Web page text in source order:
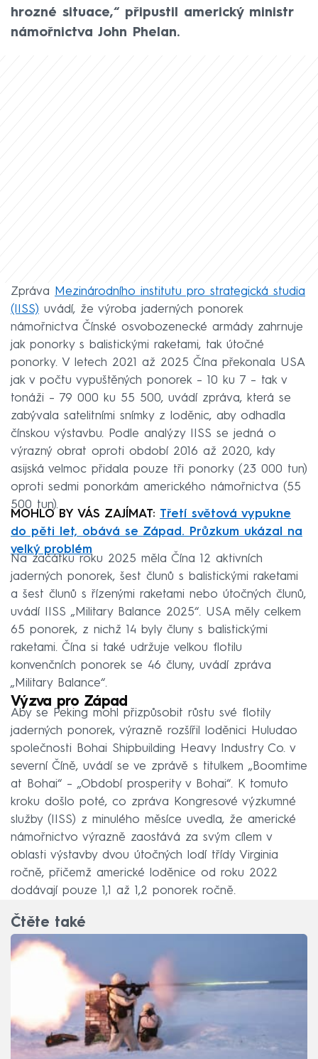
hrozné situace,“ připustil americký ministr
námořnictva John Phelan.
Zpráva Mezinárodního institutu pro strategická studia
(IISS) uvádí, že výroba jaderných ponorek
námořnictva Čínské osvobozenecké armády zahrnuje
jak ponorky s balistickými raketami, tak útočné
ponorky. V letech 2021 až 2025 Čína překonala USA
jak v počtu vypuštěných ponorek – 10 ku 7 – tak v
tonáži – 79 000 ku 55 500, uvádí zpráva, která se
zabývala satelitními snímky z loděnic, aby odhadla
čínskou výstavbu. Podle analýzy IISS se jedná o
výrazný obrat oproti období 2016 až 2020, kdy
asijská velmoc přidala pouze tři ponorky (23 000 tun)
oproti sedmi ponorkám amerického námořnictva (55
500 tun).
MOHLO BY VÁS ZAJÍMAT: Třetí světová vypukne
do pěti let, obává se Západ. Průzkum ukázal na
velký problém
Na začátku roku 2025 měla Čína 12 aktivních
jaderných ponorek, šest člunů s balistickými raketami
a šest člunů s řízenými raketami nebo útočných člunů,
uvádí IISS „Military Balance 2025“. USA měly celkem
65 ponorek, z nichž 14 byly čluny s balistickými
raketami. Čína si také udržuje velkou flotilu
konvenčních ponorek se 46 čluny, uvádí zpráva
„Military Balance“.
Výzva pro Západ
Aby se Peking mohl přizpůsobit růstu své flotily
jaderných ponorek, výrazně rozšířil loděnici Huludao
společnosti Bohai Shipbuilding Heavy Industry Co. v
severní Číně, uvádí se ve zprávě s titulkem „Boomtime
at Bohai“ – „Období prosperity v Bohai“. K tomuto
kroku došlo poté, co zpráva Kongresové výzkumné
služby (IISS) z minulého měsíce uvedla, že americké
námořnictvo výrazně zaostává za svým cílem v
oblasti výstavby dvou útočných lodí třídy Virginia
ročně, přičemž americké loděnice od roku 2022
dodávají pouze 1,1 až 1,2 ponorek ročně.
Čtěte také